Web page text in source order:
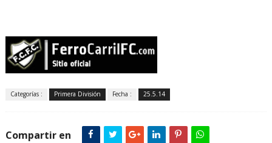
Categorías : Primera División Fecha : 25.5.14
Compartir en